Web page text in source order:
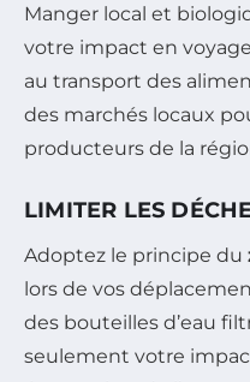
Manger local et
votre impact en
au transport des
des marchés locaux
producteurs de la
LIMITER LES
Adoptez le principe du
lors de vos
des bouteilles d’eau
seulement votre